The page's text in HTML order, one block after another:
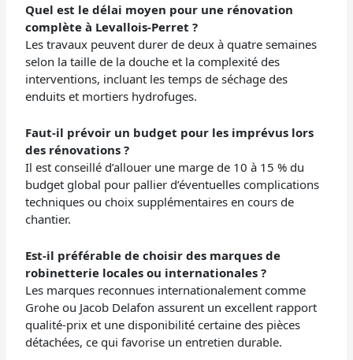
Quel est le délai moyen pour une rénovation
complète à Levallois-Perret ?
Les travaux peuvent durer de deux à quatre semaines
selon la taille de la douche et la complexité des
interventions, incluant les temps de séchage des
enduits et mortiers hydrofuges.
Faut-il prévoir un budget pour les imprévus lors
des rénovations ?
Il est conseillé d’allouer une marge de 10 à 15 % du
budget global pour pallier d’éventuelles complications
techniques ou choix supplémentaires en cours de
chantier.
Est-il préférable de choisir des marques de
robinetterie locales ou internationales ?
Les marques reconnues internationalement comme
Grohe ou Jacob Delafon assurent un excellent rapport
qualité-prix et une disponibilité certaine des pièces
détachées, ce qui favorise un entretien durable.